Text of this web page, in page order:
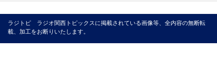
ラジトピ ラジオ関西トピックスに掲載されている画像等、全内容の無断転
載、加工をお断りいたします。